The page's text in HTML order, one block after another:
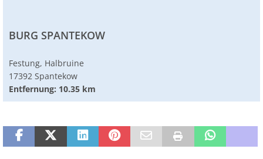
BURG SPANTEKOW
Festung, Halbruine
17392 Spantekow
Entfernung: 10.35 km